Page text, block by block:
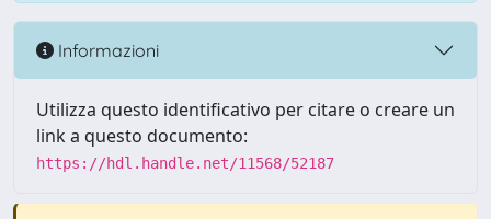
Informazioni
Utilizza questo identificativo per citare o creare un
link a questo documento:
https://hdl.handle.net/11568/52187